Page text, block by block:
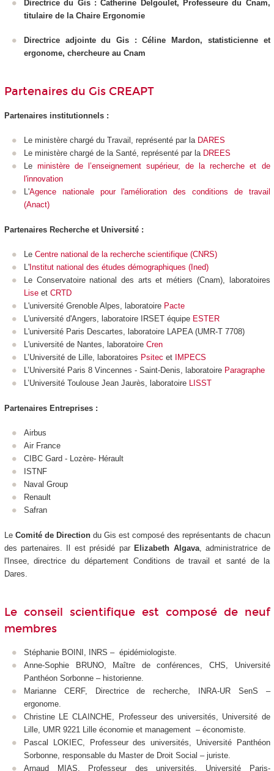
Directrice du Gis : Catherine Delgoulet, Professeure du Cnam,
titulaire de la Chaire Ergonomie
Directrice adjointe du Gis : Céline Mardon, statisticienne et
ergonome, chercheure au Cnam
Partenaires du Gis CREAPT
Partenaires institutionnels :
Le ministère chargé du Travail, représenté par la DARES
Le ministère chargé de la Santé, représenté par la DREES
Leministère de l’enseignement supérieur, de la recherche et de
l'innovation
L'Agence nationale pour l'amélioration des conditions de travail
(Anact)
Partenaires Recherche et Université :
Le Centre national de la recherche scientifique (CNRS)
L' Institut national des études démographiques (Ined)
Le Conservatoire national des arts et métiers (Cnam), laboratoires
Lise et CRTD
L'université Grenoble Alpes, laboratoire Pacte
L'université d'Angers, laboratoire IRSET équipe ESTER
L'université Paris Descartes, laboratoire LAPEA (UMR-T 7708)
L'université de Nantes, laboratoire Cren
L’Université de Lille, laboratoires Psitec et
IMPECS
L’Université Paris 8 Vincennes - Saint-Denis, laboratoire Paragraphe
L’Université Toulouse Jean Jaurès, laboratoire LISST
Partenaires Entreprises :
Airbus
Air France
CIBC Gard - Lozère- Hérault
ISTNF
Naval Group
Renault
Safran
Le Comité de Directiondu Gis est composé des représentants de chacun
des partenaires. Il est présidé par Elizabeth Algava, administratrice de
l'Insee, directrice du département Conditions de travail et santé de la
Dares.
Le conseil scientifique est composé de neuf
membres
Stéphanie BOINI, INRS – épidémiologiste.
Anne-Sophie BRUNO, Maître de conférences, CHS, Université
Panthéon Sorbonne – historienne.
Marianne CERF, Directrice de recherche, INRA-UR SenS –
ergonome.
Christine LE CLAINCHE, Professeur des universités, Université de
Lille, UMR 9221 Lille économie et management – économiste.
Pascal LOKIEC, Professeur des universités, Université Panthéon
Sorbonne, responsable du Master de Droit Social – juriste.
Arnaud MIAS, Professeur des universités, Université Paris-